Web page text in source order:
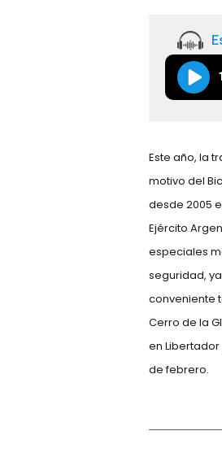
1
Este año, la
motivo del
desde 2005
Ejército
especiales
seguridad,
conveniente
Cerro de la
en
de febrero.